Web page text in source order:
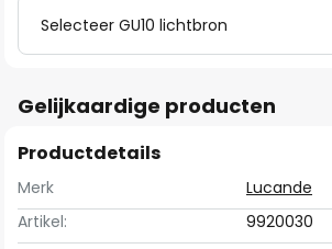
Selecteer GU10 lichtbron
Gelijkaardige producten
Productdetails
Merk
Lucande
Artikel:
9920030